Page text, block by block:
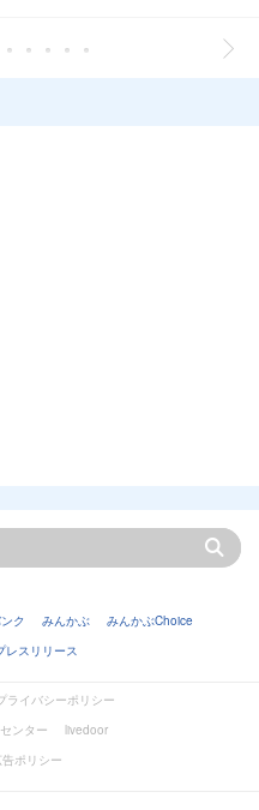
ク みんかぶ
みんかぶChoice
レスリリース
ライバシーポリシー
ンター
livedoor
ポリシー